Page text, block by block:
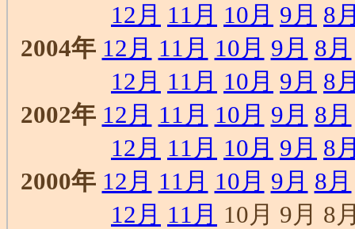
12月 11月 10月 9月 8
2004年 12月 11月 10月 9月 8月
12月 11月 10月 9月 8
2002年 12月 11月 10月 9月 8月
12月 11月 10月 9月 8
2000年 12月 11月 10月 9月 8月
12月 11月 10月 9月 8